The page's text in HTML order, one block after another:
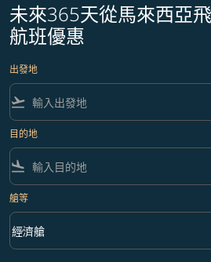
未來365天從馬來西亞
航班優惠
出發地
flight_takeoff
目的地
flight_land
艙等
艙等 option 經濟艙 Selected
經濟艙
keyboard_arrow_down